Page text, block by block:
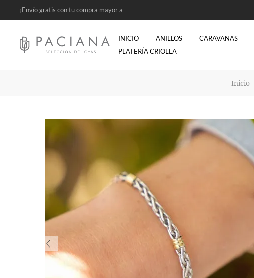
¡Envío gratis con tu compra mayor a
INICIO ANILLOS CARAVANAS
PLATERÍA CRIOLLA
Inicio